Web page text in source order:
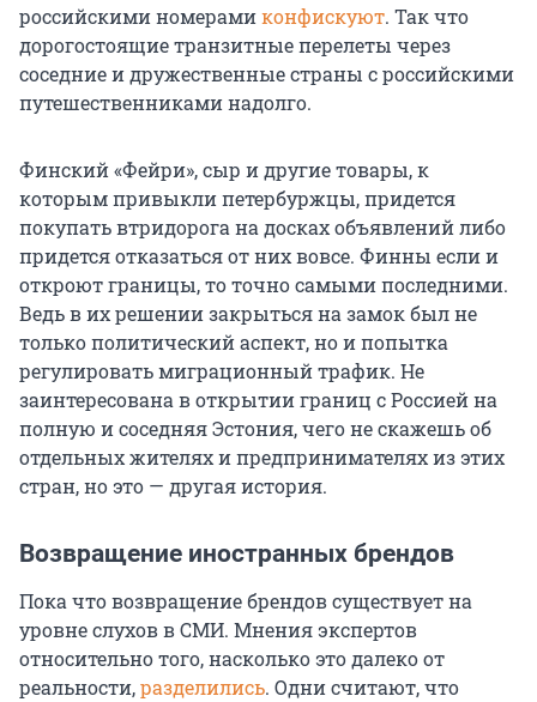
российскими номерамиконфискуют. Так что
дорогостоящие транзитные перелеты через
соседние и дружественные страны с российскими
путешественниками надолго.
Финский «Фейри», сыр и другие товары, к
которым привыкли петербуржцы, придется
покупать втридорога на досках объявлений либо
придется отказаться от них вовсе. Финны если и
откроют границы, то точно самыми последними.
Ведь в их решении закрыться на замок был не
только политический аспект, но и попытка
регулировать миграционный трафик. Не
заинтересована в открытии границ с Россией на
полную и соседняя Эстония, чего не скажешь об
отдельных жителях и предпринимателях из этих
стран, но это — другая история.
Возвращение иностранных брендов
Пока что возвращение брендов существует на
уровне слухов в СМИ. Мнения экспертов
относительно того, насколько это далеко от
реальности,разделились. Одни считают, что